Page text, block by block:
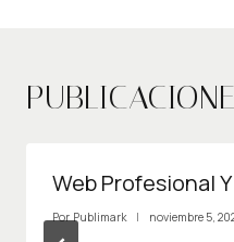
Web Profesional
Por Publimark noviembre 5,